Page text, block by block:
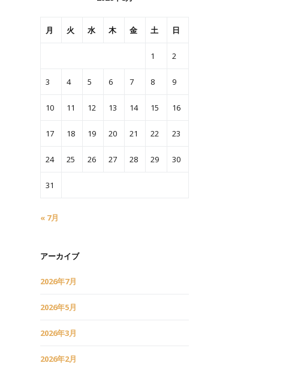
月 火 水 木 金 土 日
1 2
3 4 5 6 7 8 9
10 11 12 13 14 15 16
17 18 19 20 21 22 23
24 25 26 27 28 29 30
31
« 7月
アーカイブ
2026年7月
2026年5月
2026年3月
2026年2月